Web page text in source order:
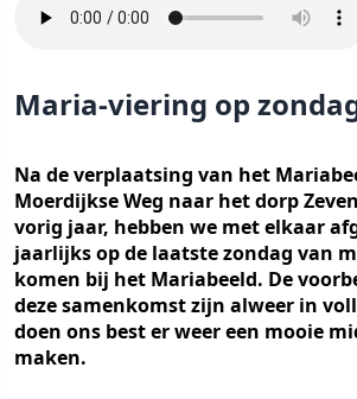
Maria-viering op
Na de verplaatsing van het
Moerdijkse Weg naar het dorp
vorig jaar, hebben we met elkaar
jaarlijks op de laatste zondag van
komen bij het Mariabeeld. De
deze samenkomst zijn alweer in
doen ons best er weer een mooie
maken.